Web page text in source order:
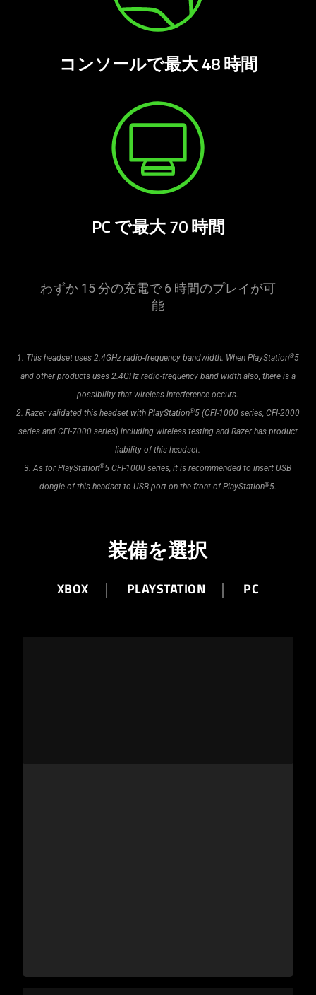
わずか 15 分の充電で 6 時間のプレイが可
能
コンソールで最大 48 時間
PC で最大 70 時間
1. This headset uses 2.4GHz radio-frequency bandwidth. When PlayStation®5
and other products uses 2.4GHz radio-frequency band width also, there is a
possibility that wireless interference occurs.
2. Razer validated this headset with PlayStation®5 (CFI-1000 series, CFI-2000
series and CFI-7000 series) including wireless testing and Razer has product
liability of this headset.
3. As for PlayStation®5 CFI-1000 series, it is recommended to insert USB
dongle of this headset to USB port on the front of PlayStation®5.
装備を選択
XBOX PLAYSTATION PC